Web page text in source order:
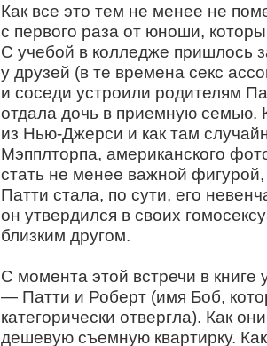
Как все это тем не менее не
с первого раза от юноши,
С учебой в колледже пришлось
у друзей (в те времена секс
и соседи устроили родителям
отдала дочь в приемную семью.
из Нью-Джерси и как там
Мэпплторпа, американского
стать не менее важной
Патти стала, по сути, его
он утвердился в своих
близким другом.
С момента этой встречи в
— Патти и Роберт (имя Боб,
категорически отвергла). Как
дешевую съемную квартирку.